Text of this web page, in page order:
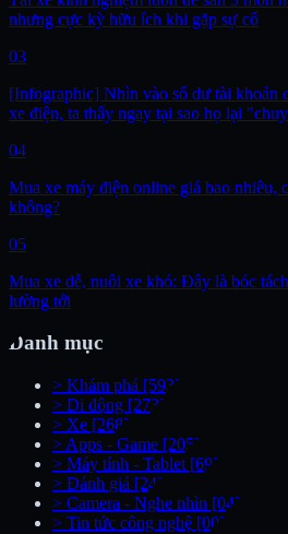
nhưng cực kỳ hữu ích khi gặp sự cố
03
[Infographic] Nhìn vào số dư tài khoản
xe điện, ta thấy ngay tại sao họ lại
04
Mua xe máy điện online giá bao nhiêu,
không?
05
Mua xe dễ, nuôi xe khó: Đây là bóc
lường tới
Danh mục
> Khám phá [593]
> Di động [273]
> Xe [268]
> Apps - Game [205]
> Máy tính - Tablet [69]
> Đánh giá [24]
> Camera - Nghe nhìn [04]
> Tin tức công nghệ [00]